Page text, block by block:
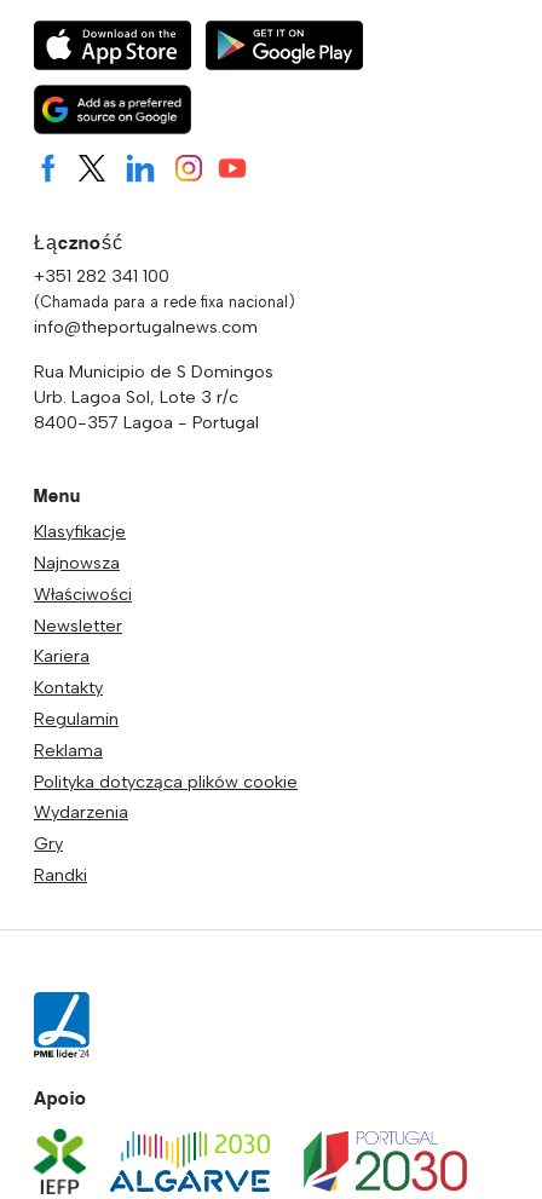
Łączność
+351 282 341 100
(Chamada para a rede fixa nacional)
info@theportugalnews.com
Rua Municipio de S Domingos
Urb. Lagoa Sol, Lote 3 r/c
8400-357 Lagoa - Portugal
Menu
Klasyfikacje
Najnowsza
Właściwości
Newsletter
Kariera
Kontakty
Regulamin
Reklama
Polityka dotycząca plików cookie
Wydarzenia
Gry
Randki
Apoio